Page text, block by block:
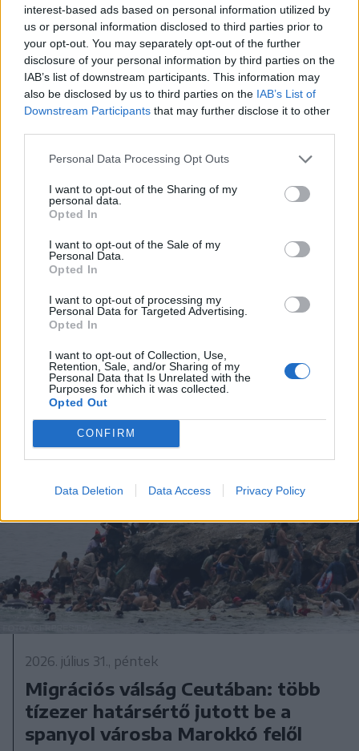
interest-based ads based on personal information utilized by
us or personal information disclosed to third parties prior to
your opt-out. You may separately opt-out of the further
disclosure of your personal information by third parties on the
IAB’s list of downstream participants. This information may
also be disclosed by us to third parties on the IAB’s List of
Downstream Participants that may further disclose it to other
Personal Data Processing Opt Outs
I want to opt-out of the Sharing of my
personal data.
Opted In
I want to opt-out of the Sale of my
Personal Data.
Opted In
I want to opt-out of processing my
Personal Data for Targeted Advertising.
Opted In
I want to opt-out of Collection, Use,
Retention, Sale, and/or Sharing of my
Personal Data that Is Unrelated with the
Purposes for which it was collected.
Opted Out
CONFIRM
Data Deletion Data Access Privacy Policy
A Tate-testvérek szabadlábra
helyezését kérik ügyvédeik
2026. július 31., péntek
Migrációs válság Ceutában: több
tízezer határsértő jutott be a
spanyol városba Marokkó felől